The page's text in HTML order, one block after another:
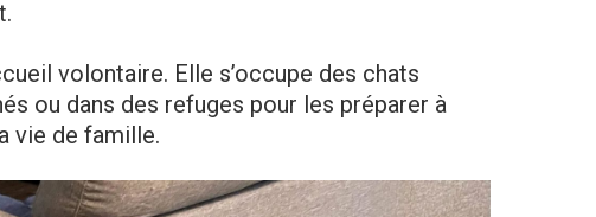
volontaire. Elle s’occupe des chats
ou dans des refuges pour les préparer à
vie de famille.